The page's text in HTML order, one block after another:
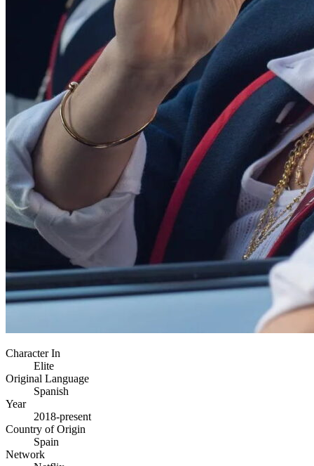
Character In
Elite
Original Language
Spanish
Year
2018-present
Country of Origin
Spain
Network